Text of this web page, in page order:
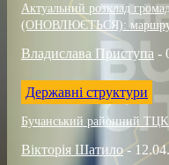
Актуальний розклад
(ОНОВЛЮЄТЬСЯ):
Владислава Приступа -
Державні структури
Бучанський районний
Вікторія Шатило -